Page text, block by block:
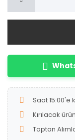
Saat 15:00'e
Kırılacak
Toptan